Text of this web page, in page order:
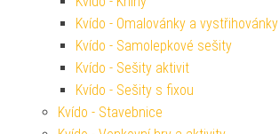
Kvído - Omalovánky a vystřihovánky
Kvído - Samolepkové sešity
Kvído - Sešity aktivit
Kvído - Sešity s fixou
Kvído - Stavebnice